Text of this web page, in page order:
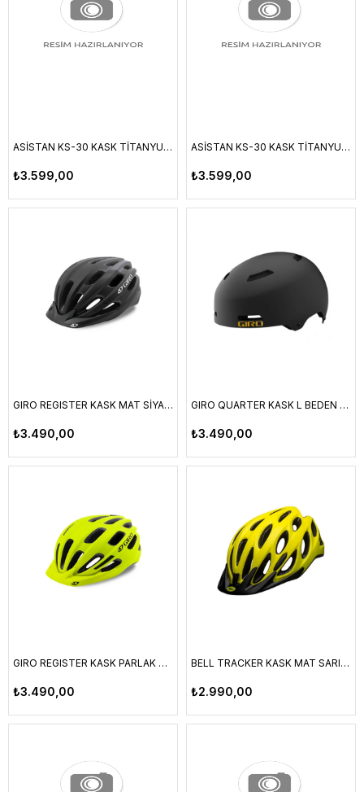
ASİSTAN KS-30 KASK TİTANYUM - KIRMIZI M
₺3.599,00
ASİSTAN KS-30 KASK TİTANYUM - KIRMIZI L
₺3.599,00
GIRO REGISTER KASK MAT SİYAH 54-61CM
₺3.490,00
GIRO QUARTER KASK L BEDEN 59-63 CM
₺3.490,00
GIRO REGISTER KASK PARLAK SARI STANDART BEDEN 54-61CM
₺3.490,00
BELL TRACKER KASK MAT SARI-SİYAH UA 21 UA 54-61CM
₺2.990,00